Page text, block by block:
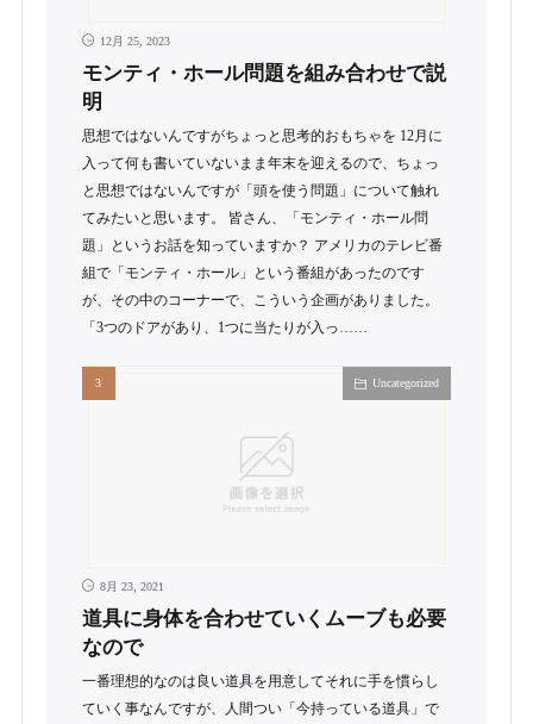
12月 25, 2023
モンティ・ホール問題を組み合わせで説
明
思想ではないんですがちょっと思考的おもちゃを 12月に
入って何も書いていないまま年末を迎えるので、ちょっ
と思想ではないんですが「頭を使う問題」について触れ
てみたいと思います。 皆さん、「モンティ・ホール問
題」というお話を知っていますか？ アメリカのテレビ番
組で「モンティ・ホール」という番組があったのです
が、その中のコーナーで、こういう企画がありました。
「3つのドアがあり、1つに当たりが入っ……
Uncategorized
8月 23, 2021
道具に身体を合わせていくムーブも必要
なので
一番理想的なのは良い道具を用意してそれに手を慣らし
ていく事なんですが、人間つい「今持っている道具」で